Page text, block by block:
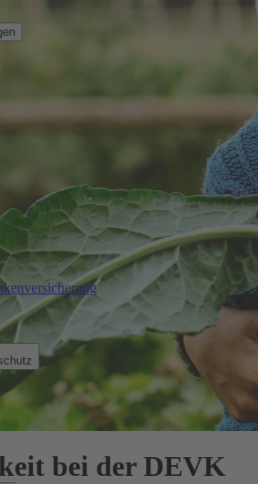
bei der DEVK